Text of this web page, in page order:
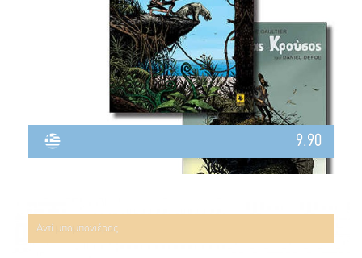
9.90
Αντί μπομπονιέρας